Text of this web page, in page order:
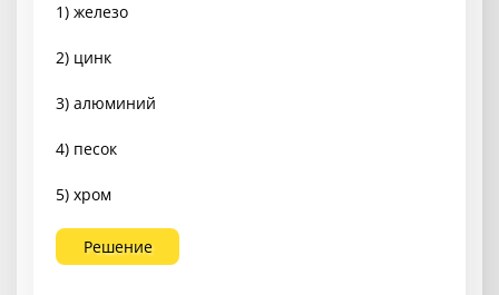
1) железо
2) цинк
3) алюминий
4) песок
5) хром
Решение